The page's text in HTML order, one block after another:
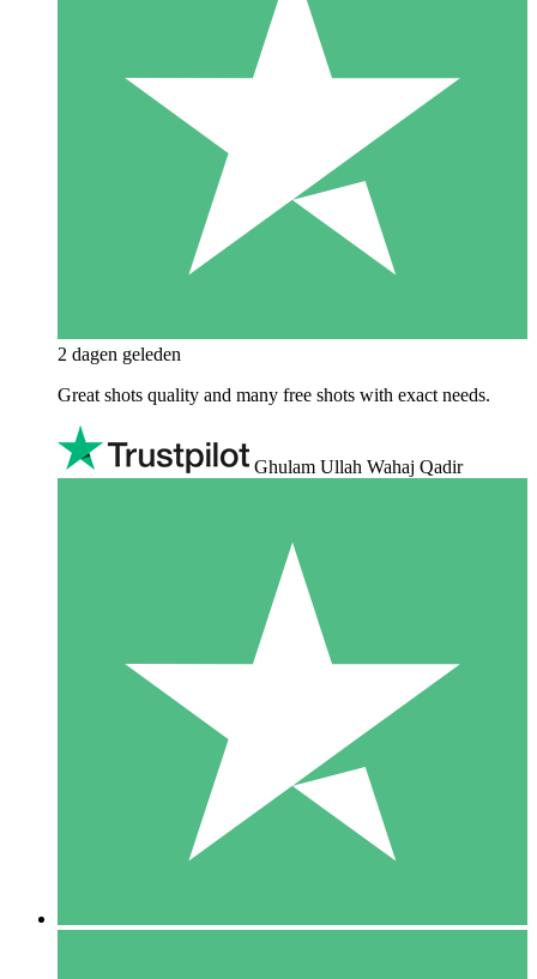
2 dagen geleden
Great shots quality and many free shots with exact needs.
Ghulam Ullah Wahaj Qadir